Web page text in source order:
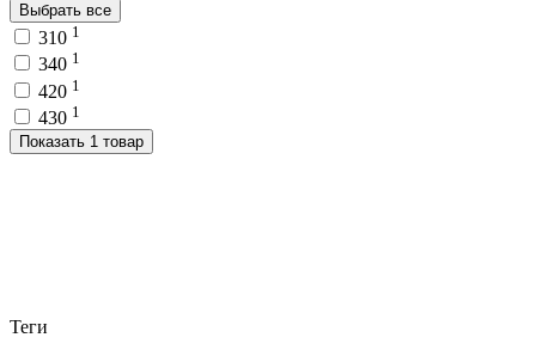
Выбрать все
310 1
340 1
420 1
430 1
Показать 1 товар
Теги